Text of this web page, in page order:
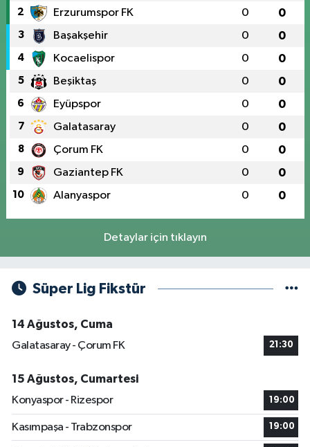
2 Erzurumspor FK 0 0
3 Başakşehir 0 0
4 Kocaelispor 0 0
5 Beşiktaş 0 0
6 Eyüpspor 0 0
7 Galatasaray 0 0
8 Çorum FK 0 0
9 Gaziantep FK 0 0
10 Alanyaspor 0 0
Detaylar için tıklayın
Süper Lig Fikstür
14 Ağustos, Cuma
Galatasaray - Çorum FK
21:30
15 Ağustos, Cumartesi
Konyaspor - Rizespor
19:00
Kasımpaşa - Trabzonspor 19:00